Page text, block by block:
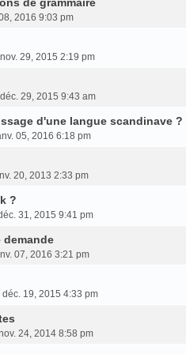
2016 9:03 pm
29, 2015 2:19 pm
29, 2015 9:43 am
d'une langue scandinave ?
05, 2016 6:18 pm
20, 2013 2:33 pm
?
31, 2015 9:41 pm
07, 2016 3:21 pm
déc. 19, 2015 4:33 pm
24, 2014 8:58 pm